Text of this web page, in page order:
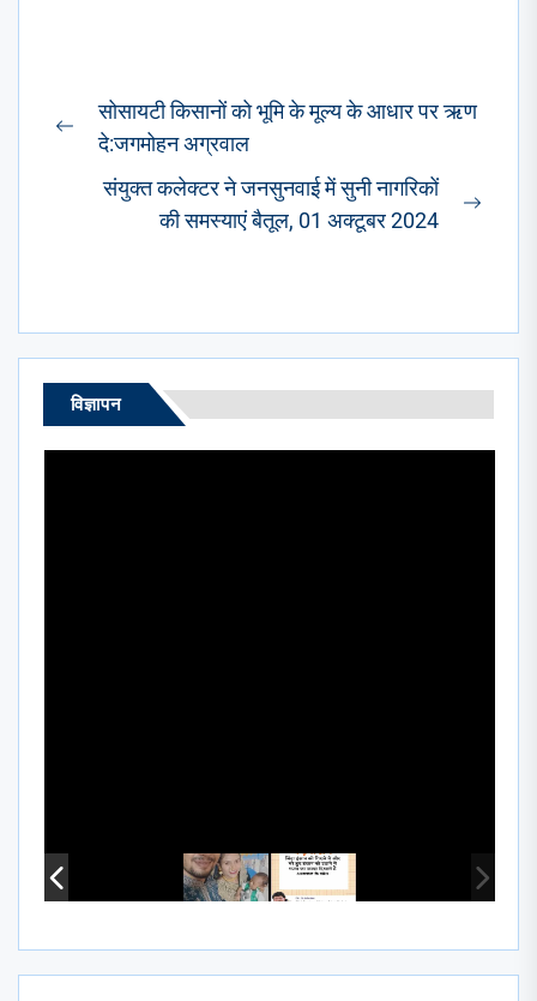
Post
navigation
Previous
सोसायटी किसानों को भूमि के मूल्य के आधार पर ऋण
दे:जगमोहन अग्रवाल
संयुक्त कलेक्टर ने जनसुनवाई में सुनी नागरिकों
की समस्याएं बैतूल, 01 अक्टूबर 2024
विज्ञापन